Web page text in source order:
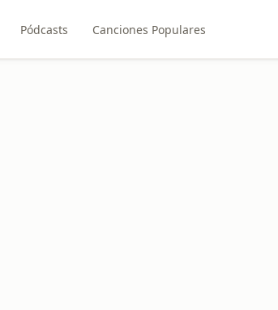
Pódcasts Canciones Populares